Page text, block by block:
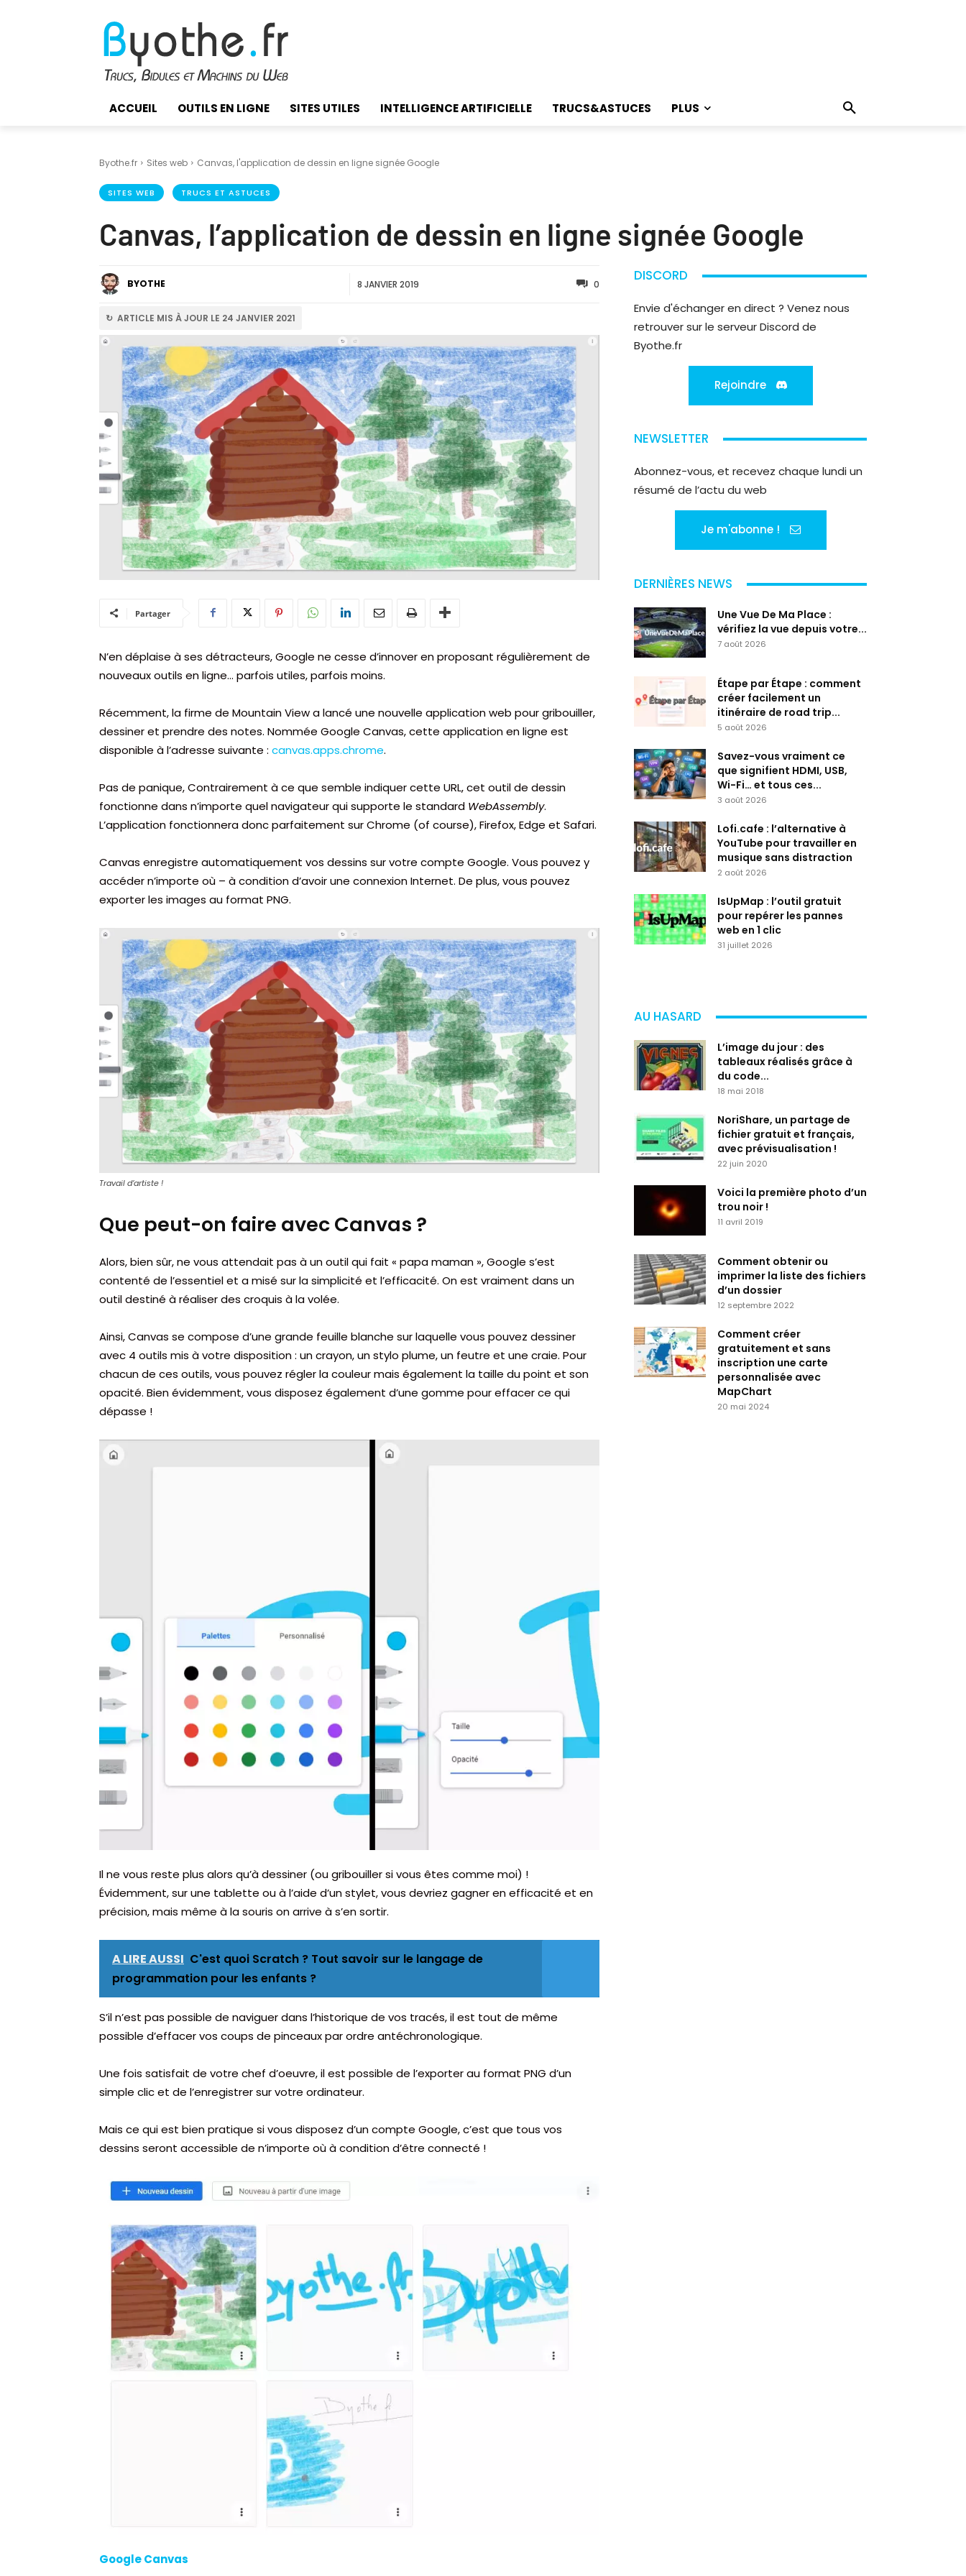
ACCUEIL OUTILS EN LIGNE SITES UTILES INTELLIGENCE ARTIFICIELLE TRUCS&ASTUCES PLUS
Byothe.fr Sites web Canvas, l'application de dessin en ligne signée Google
SITES WEB TRUCS ET ASTUCES
Canvas, l’application de dessin en ligne signée Google
BYOTHE 8 JANVIER 2019 0
↻ ARTICLE MIS À JOUR LE 24 JANVIER 2021
Partager
N’en déplaise à ses détracteurs, Google ne cesse d’innover en proposant régulièrement de
nouveaux outils en ligne… parfois utiles, parfois moins.
Récemment, la firme de Mountain View a lancé une nouvelle application web pour gribouiller,
dessiner et prendre des notes. Nommée Google Canvas, cette application en ligne est
disponible à l’adresse suivante : canvas.apps.chrome.
Pas de panique, Contrairement à ce que semble indiquer cette URL, cet outil de dessin
fonctionne dans n’importe quel navigateur qui supporte le standard WebAssembly.
L’application fonctionnera donc parfaitement sur Chrome (of course), Firefox, Edge et Safari.
Canvas enregistre automatiquement vos dessins sur votre compte Google. Vous pouvez y
accéder n’importe où – à condition d’avoir une connexion Internet. De plus, vous pouvez
exporter les images au format PNG.
Travail d’artiste !
Que peut-on faire avec Canvas ?
Alors, bien sûr, ne vous attendait pas à un outil qui fait « papa maman », Google s’est
contenté de l’essentiel et a misé sur la simplicité et l’efficacité. On est vraiment dans un
outil destiné à réaliser des croquis à la volée.
Ainsi, Canvas se compose d’une grande feuille blanche sur laquelle vous pouvez dessiner
avec 4 outils mis à votre disposition : un crayon, un stylo plume, un feutre et une craie. Pour
chacun de ces outils, vous pouvez régler la couleur mais également la taille du point et son
opacité. Bien évidemment, vous disposez également d’une gomme pour effacer ce qui
dépasse !
Il ne vous reste plus alors qu’à dessiner (ou gribouiller si vous êtes comme moi) !
Évidemment, sur une tablette ou à l’aide d’un stylet, vous devriez gagner en efficacité et en
précision, mais même à la souris on arrive à s’en sortir.
A LIRE AUSSI C'est quoi Scratch ? Tout savoir sur le langage de
programmation pour les enfants ?
S’il n’est pas possible de naviguer dans l’historique de vos tracés, il est tout de même
possible d’effacer vos coups de pinceaux par ordre antéchronologique.
Une fois satisfait de votre chef d’oeuvre, il est possible de l’exporter au format PNG d’un
simple clic et de l’enregistrer sur votre ordinateur.
Mais ce qui est bien pratique si vous disposez d’un compte Google, c’est que tous vos
dessins seront accessible de n’importe où à condition d’être connecté !
Google Canvas
DISCORD
Envie d'échanger en direct ? Venez nous
retrouver sur le serveur Discord de
Byothe.fr
Rejoindre
NEWSLETTER
Abonnez-vous, et recevez chaque lundi un
résumé de l’actu du web
Je m'abonne !
DERNIÈRES NEWS
Une Vue De Ma Place :
vérifiez la vue depuis votre...
7 août 2026
Étape par Étape : comment
créer facilement un
itinéraire de road trip...
5 août 2026
Savez-vous vraiment ce
que signifient HDMI, USB,
Wi-Fi… et tous ces...
3 août 2026
Lofi.cafe : l’alternative à
YouTube pour travailler en
musique sans distraction
2 août 2026
IsUpMap : l’outil gratuit
pour repérer les pannes
web en 1 clic
31 juillet 2026
AU HASARD
L’image du jour : des
tableaux réalisés grâce à
du code...
18 mai 2018
NoriShare, un partage de
fichier gratuit et français,
avec prévisualisation !
22 juin 2020
Voici la première photo d’un
trou noir !
11 avril 2019
Comment obtenir ou
imprimer la liste des fichiers
d’un dossier
12 septembre 2022
Comment créer
gratuitement et sans
inscription une carte
personnalisée avec
MapChart
20 mai 2024